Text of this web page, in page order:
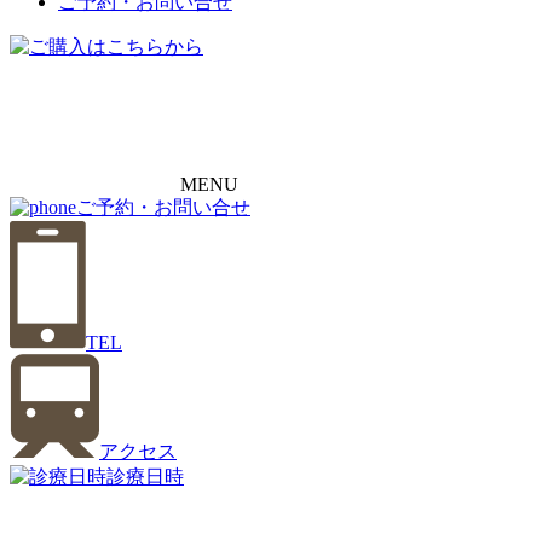
MENU
ご予約・お問い合せ
TEL
アクセス
診療日時